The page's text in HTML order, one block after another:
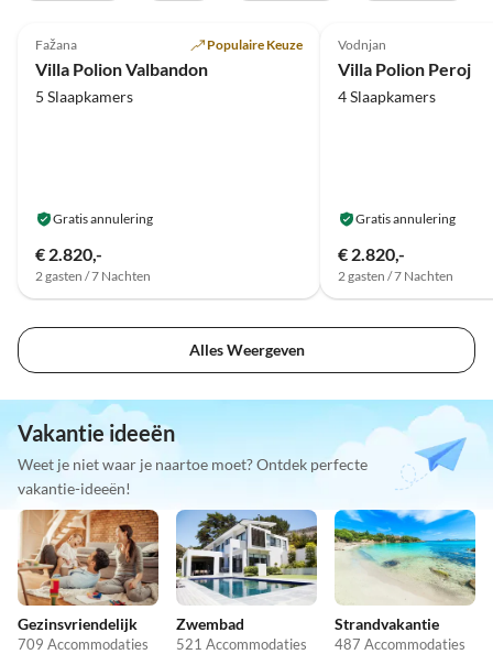
Fažana Populaire Keuze
Villa Polion Valbandon
5 Slaapkamers
Gratis annulering
€ 2.820,-
2 gasten / 7 Nachten
Vodnjan
Villa Polion Peroj
4 Slaapkamers
Gratis annulering
€ 2.820,-
2 gasten / 7 Nachten
Alles Weergeven
Vakantie ideeën
Weet je niet waar je naartoe moet? Ontdek perfecte
vakantie-ideeën!
Gezinsvriendelijk
709 Accommodaties
Zwembad
521 Accommodaties
Strandvakantie
487 Accommodaties